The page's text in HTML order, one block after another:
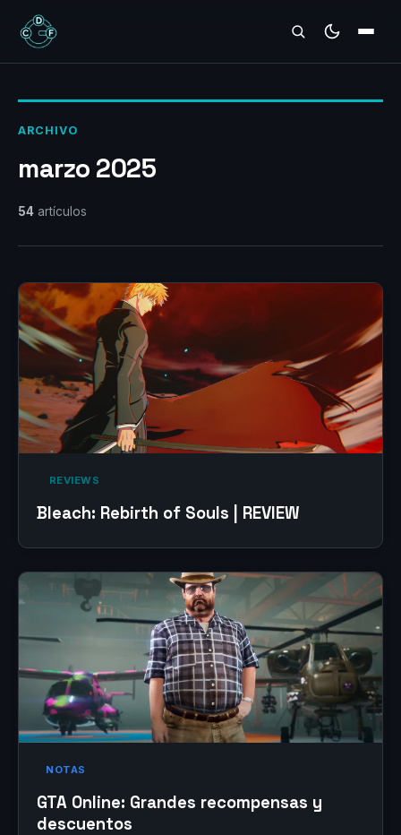
REVIEWS
ARCHIVO
marzo 2025
54 artículos
‎ REVIEWS‎
Bleach: Rebirth of Souls | REVIEW
NOTAS
GTA Online: Grandes recompensas y
descuentos